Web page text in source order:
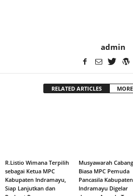
admin
RELATED ARTICLES
R.Listio Wimana Terpilih
sebagai Ketua MPC
Kabupaten Indramayu,
Siap Lanjutkan dan
Musyawarah
Biasa MPC Pemuda
Pancasila Kabupaten
Indramayu Digelar